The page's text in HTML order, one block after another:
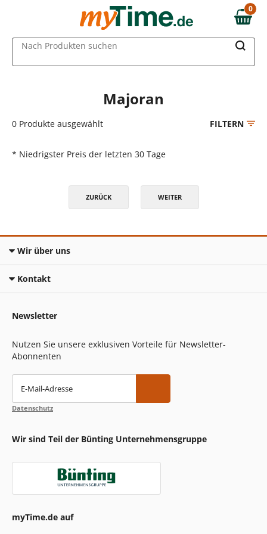
Zum Hauptinhalt springen
Zur Navigation springen
Zur Suche springen
0,00 €
0
Nach Produkten suchen
Majoran
0 Produkte ausgewählt FILTERN
* Niedrigster Preis der letzten 30 Tage
ZURÜCK WEITER
Wir über uns
Kontakt
Newsletter
Nutzen Sie unsere exklusiven Vorteile für Newsletter-
Abonnenten
E-Mail-Adresse
Datenschutz
Wir sind Teil der Bünting Unternehmensgruppe
myTime.de auf